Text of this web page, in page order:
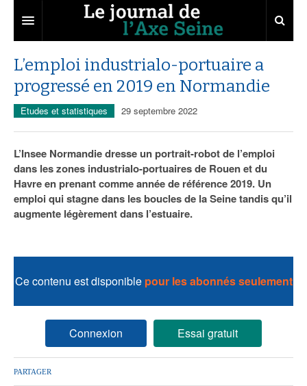
Territoires
Aménagement
Institutions
Services urbains
Entreprises
Attractivité
Innovation
Grand Paris
14
76
77
Carnet
Agenda
Sommet de l’Axe Seine
L’emploi industrialo-portuaire a
progressé en 2019 en Normandie
Etudes et statistiques 29 septembre 2022
L’Insee Normandie dresse un portrait-robot de l’emploi
dans les zones industrialo-portuaires de Rouen et du
Havre en prenant comme année de référence 2019. Un
emploi qui stagne dans les boucles de la Seine tandis qu’il
augmente légèrement dans l’estuaire.
Ce contenu est disponible pour les abonnés seulement
Connexion Essai gratuit
PARTAGER